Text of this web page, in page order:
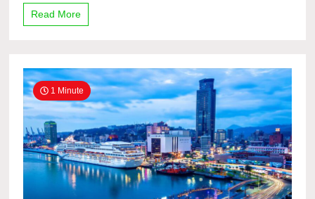
Read More
1 Minute